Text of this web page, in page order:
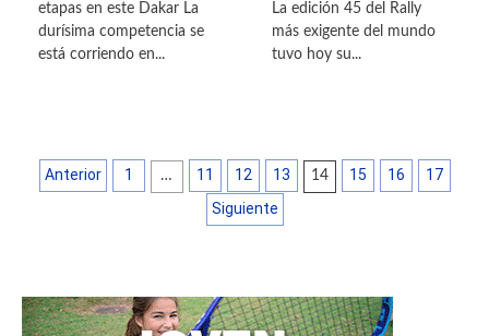
etapas en este Dakar La
durísima competencia se
está corriendo en...
La edición 45 del Rally
más exigente del mundo
tuvo hoy su...
Anterior 1 … 11 12 13 14 15 16
17
Siguiente